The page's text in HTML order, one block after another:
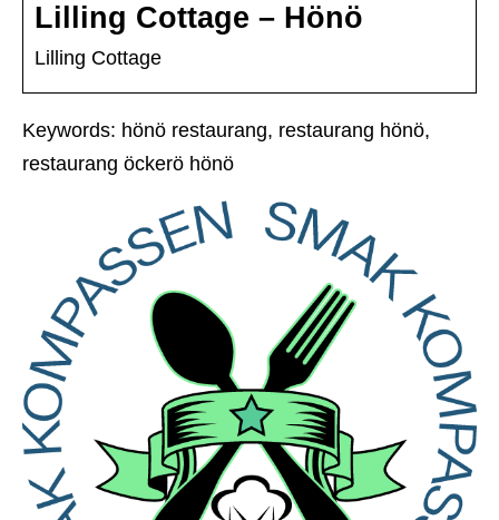
Lilling Cottage – Hönö
Lilling Cottage
Keywords: hönö restaurang, restaurang hönö,
restaurang öckerö hönö